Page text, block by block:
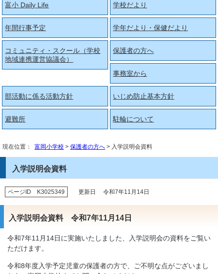
富小 Daily Life 学校だより
年間行事予定 学年だより・保健だより
コミュニティ・スクール（学校
地域連携運営協議会）
保護者の方へ
事務室から
部活動に係る活動方針 いじめ防止基本方針
避難所 駐輪について
現在位置： 富岡小学校 > 保護者の方へ > 入学説明会資料
入学説明会資料
ページID K3025349 更新日 令和7年11月14日
入学説明会資料 令和7年11月14日
令和7年11月14日に実施いたしました、入学説明会の資料をご覧い
ただけます。
令和8年度入学予定児童の保護者の方で、ご不明な点がございまし